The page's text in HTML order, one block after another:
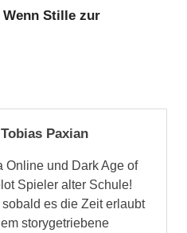
Wenn Stille zur
Paxian
Online und Dark Age of
Spieler alter Schule!
es die Zeit erlaubt
storygetriebene